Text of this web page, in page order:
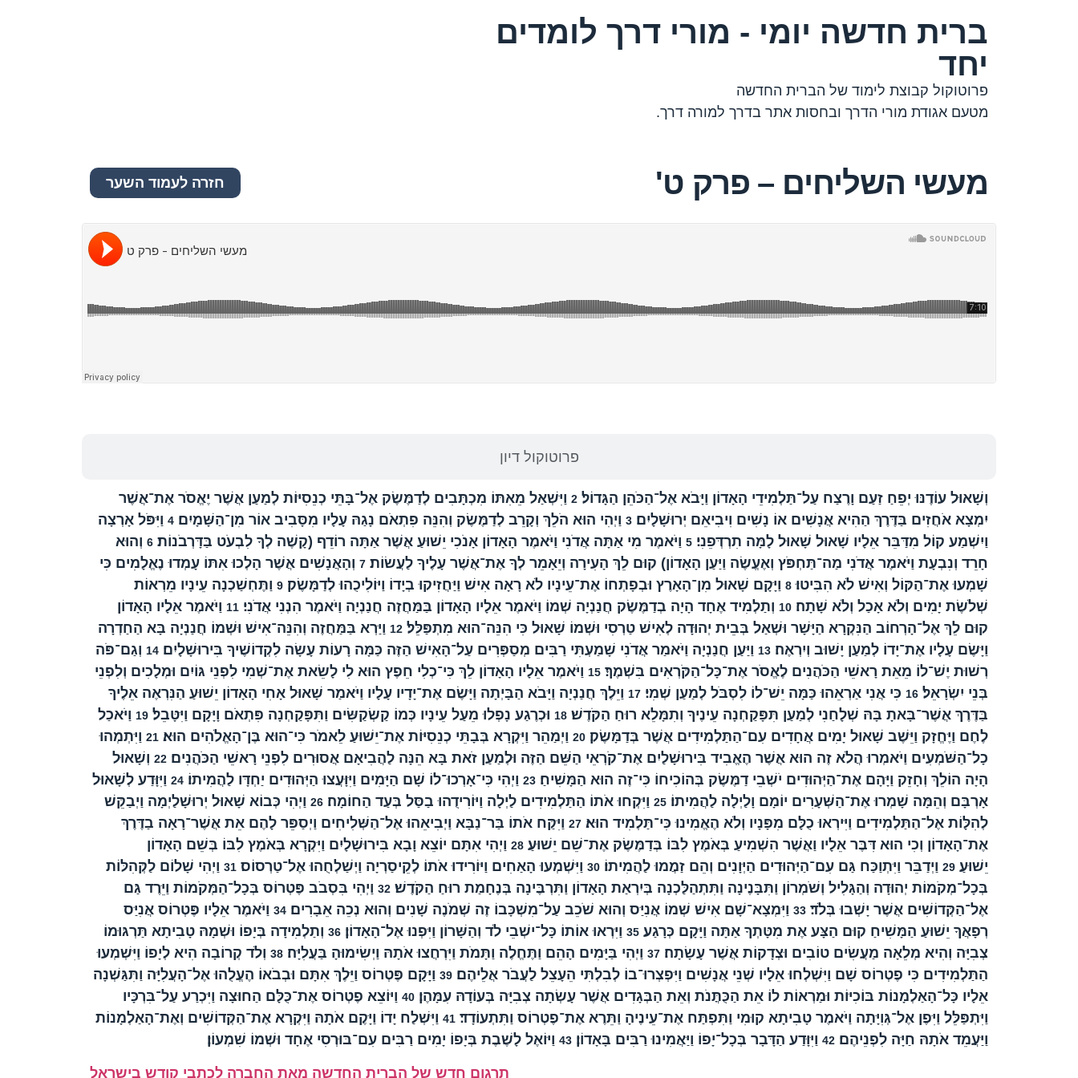
ברית חדשה יומי - מורי דרך לומדים
יחד
פרוטוקול קבוצת לימוד של הברית החדשה
מטעם אגודת מורי הדרך ובחסות אתר בדרך למורה דרך.
מעשי השליחים – פרק ט' חזרה לעמוד השער
פרוטוקול דיון
וְשָׁאוּל עוֹדֶנּוּ יְפֵחַ זַעַם וָרֶצַח עַל־תַּלְמִידֵי הָאָדוֹן וַיָּבֹא אֶל־הַכֹּהֵן הַגָּדוֹל׃ 2 וַיִּשְׁאַל מֵאִתּוֹ מִכְתָּבִים לְדַמֶּשֶׂק אֶל־בָּתֵּי כְנֵסִיּוֹת לְמַעַן אֲשֶׁר יֶאֱסֹר אֶת־אֲשֶׁר
יִמְצָא אֹחֲזִים בַּדֶּרֶךְ הַהִיא אֲנָשִׁים אוֹ נָשִׁים וִיבִיאֵם יְרוּשָׁלָיִם׃ 3 וַיְהִי הוּא הֹלֵךְ וְקָרֵב לְדַמֶּשֶׂק וְהִנֵּה פִתְאֹם נָגַהּ עָלָיו מִסָּבִיב אוֹר מִן־הַשָּׁמָיִם׃ 4 וַיִּפֹּל אָרְצָה
וַיִשְׁמַע קוֹל מִדַּבֵּר אֵלָיו שָׁאוּל שָׁאוּל לָמָּה תִרְדְּפֵנִי׃ 5 וַיֹּאמֶר מִי אַתָּה אֲדֹנִי וַיֹּאמֶר הָאָדוֹן אָנֹכִי יֵשׁוּעַ אֲשֶׁר אַתָּה רוֹדֵף (קָשֶׁה לְךָ לִבְעֹט בַּדָּרְבֹנוֹת׃ 6 וְהוּא
חָרֵד וְנִבְעָת וַיֹּאמֶר אֲדֹנִי מַה־תַּחְפֹּץ וְאֶעֱשֶׂה וַיַּעַן הָאָדוֹן) קוּם לֵךְ הָעִירָה וְיֵאָמֵר לְךָ אֶת־אֲשֶׁר עָלֶיךָ לַעֲשׂוֹת׃ 7 וְהָאֲנָשִׁים אֲשֶׁר הָלְכוּ אִתּוֹ עָמְדוּ נֶאֱלָמִים כִּי
שָׁמְעוּ אֶת־הַקּוֹל וְאִישׁ לֹא הִבִּיטוּ׃ 8 וַיָּקָם שָׁאוּל מִן־הָאָרֶץ וּבְפָתְחוֹ אֶת־עֵינָיו לֹא רָאָה אִישׁ וַיַּחֲזִיקוּ בְיָדוֹ וַיּוֹלִיכֻהוּ לְדַמָּשֶׂק׃ 9 וַתֶּחְשַׁכְנָה עֵינָיו מֵרְאוֹת
שְׁלֹשֶׂת יָמִים וְלֹא אָכַל וְלֹא שָׁתָה׃ 10 וְתַלְמִיד אֶחָד הָיָה בְדַמֶּשֶׂק חֲנַנְיָה שְׁמוֹ וַיֹּאמֶר אֵלָיו הָאָדוֹן בַּמַּחֲזֶה חֲנַנְיָה וַיֹּאמֶר הִנְנִי אֲדֹנִי׃ 11 וַיֹּאמֶר אֵלָיו הָאָדוֹן
קוּם לֵךְ אֶל־הָרְחוֹב הַנִּקְרָא הַיָּשָׁר וּשְׁאַל בְּבֵית יְהוּדָה לְאִישׁ טַרְסִי וּשְׁמוֹ שָׁאוּל כִּי הִנֵּה־הוּא מִתְפַּלֵּל׃ 12 וַיַּרְא בַּמַּחֲזֶה וְהִנֵּה־אִישׁ וּשְׁמוֹ חֲנַנְיָה בָּא הַחַדְרָה
וַיָּשֶׂם עָלָיו אֶת־יָדוֹ לְמַעַן יָשׁוּב וְיִרְאֶה׃ 13 וַיַּעַן חֲנַנְיָה וַיֹּאמַר אֲדֹנִי שָׁמַעְתִּי רַבִּים מְסַפְּרִים עַל־הָאִישׁ הַזֶּה כַּמָּה רָעוֹת עָשָׂה לִקְדוֹשֶׁיךָ בִּירוּשָׁלָיִם׃ 14 וְגַם־פֹּה
רְשׁוּת יֶשׁ־לוֹ מֵאֵת רָאשֵׁי הַכֹּהֲנִים לֶאֱסֹר אֶת־כָּל־הַקֹּרְאִים בִּשְׁמֶךָ׃ 15 וַיֹּאמֶר אֵלָיו הָאָדוֹן לֵךְ כִּי־כְלִי חֵפֶץ הוּא לִי לָשֵׂאת אֶת־שְׁמִי לִפְנֵי גּוֹיִם וּמְלָכִים וְלִפְנֵי
בְּנֵי יִשְׂרָאֵל׃ 16 כִּי אֲנִי אַרְאֵהוּ כַּמָּה יֵשׁ־לוֹ לִסְבֹּל לְמַעַן שְׁמִי׃ 17 וַיֵּלֶךְ חֲנַנְיָה וַיָּבֹא הַבָּיְתָה וַיָּשֶׂם אֶת־יָדָיו עָלָיו וַיֹּאמַר שָׁאוּל אָחִי הָאָדוֹן יֵשׁוּעַ הַנִּרְאֶה אֵלֶיךָ
בַּדֶּרֶךְ אֲשֶׁר־בָּאתָ בָּהּ שְׁלָחַנִי לְמַעַן תִּפָּקַחְנָה עֵינֶיךָ וְתִמָּלֵא רוּחַ הַקֹּדֶשׁ׃ 18 וּכְרֶגַע נָפְלוּ מֵעַל עֵינָיו כְּמוֹ קַשְׂקַשִּׂים וַתִּפָּקַחְנָה פִּתְאֹם וָיָּקָם וַיִּטָּבֵל׃ 19 וַיֹּאכַל
לֶחֶם וַיֶּחֱזָק וַיֵּשֶׁב שָׁאוּל יָמִים אֲחָדִים עִם־הַתַּלְמִידִים אֲשֶׁר בְּדַמָּשֶׂק׃ 20 וַיְמַהֵר וַיִּקְרָא בְּבָתֵּי כְנֵסִיּוֹת אֶת־יֵשׁוּעַ לֵאמֹר כִּי־הוּא בֶּן־הָאֱלֹהִים הוּא׃ 21 וַיִּתְמְהוּ
כָל־הַשֹּׁמְעִים וַיֹּאמְרוּ הֲלֹא זֶה הוּא אֲשֶׁר הֶאֱבִיד בִּירוּשָׁלַיִם אֶת־קֹרְאֵי הַשֵּׁם הַזֶּה וּלְמַעַן זֹאת בָּא הֵנָּה לַהֲבִיאָם אֲסוּרִים לִפְנֵי רָאשֵׁי הַכֹּהֲנִים׃ 22 וְשָׁאוּל
הָיָה הוֹלֵךְ וְחָזֵק וַיָּהָם אֶת־הַיְּהוּדִים יֹשְׁבֵי דַמֶּשֶׂק בְּהוֹכִיחוֹ כִּי־זֶה הוּא הַמָּשִׁיחַ׃ 23 וַיְהִי כִּי־אָרְכוּ־לוֹ שָׁם הַיָּמִים וַיִּוָּעֲצוּ הַיְּהוּדִים יַחְדָּו לַהֲמִיתוֹ׃ 24 וַיִּוָּדַע לְשָׁאוּל
אָרְבָּם וְהֵמָּה שָׁמְרוּ אֶת־הַשְּׁעָרִים יוֹמָם וָלַיְלָה לַהֲמִיתוֹ׃ 25 וַיִּקְחוּ אֹתוֹ הַתַּלְמִידִים לַיְלָה וַיּוֹרִידֻהוּ בַסַּל בְּעַד הַחוֹמָה׃ 26 וַיְהִי כְּבוֹא שָׁאוּל יְרוּשָׁלַיְמָה וַיְבַקֵּשׁ
לְהִלָּוֹת אֶל־הַתַּלְמִידִים וַיִּירְאוּ כֻלָּם מִפָּנָיו וְלֹא הֶאֱמִינוּ כִּי־תַּלְמִיד הוּא׃ 27 וַיִּקַּח אֹתוֹ בַּר־נַבָּא וַיְבִיאֵהוּ אֶל־הַשְּׁלִיחִים וַיְסַפֵּר לָהֶם אֵת אֲשֶׁר־רָאָה בַדֶּרֶךְ
אֶת־הָאָדוֹן וְכִי הוּא דִּבֶּר אֵלָיו וַאֲשֶׁר הִשְׁמִיעַ בְּאֹמֶץ לִבּוֹ בְּדַמֶּשֶׂק אֶת־שֵׁם יֵשׁוּעַ׃ 28 וַיְהִי אִתָּם יוֹצֵא וָבָא בִּירוּשָׁלָיִם וַיִּקְרָא בְּאֹמֶץ לִבּוֹ בְּשֵׁם הָאָדוֹן
יֵשׁוּעַ׃ 29 וַיְדַבֵּר וַיִּתְוַכַּח גַּם עִם־הַיְּהוּדִים הַיְּוָנִים וְהֵם זַמֲמוּ לַהֲמִיתוֹ׃ 30 וַיִּשְׁמְעוּ הָאַחִים וַיּוֹרִידוּ אֹתוֹ לְקֵיסַרְיָה וַיְשַׁלְחֻהוּ אֶל־טַרְסוֹס׃ 31 וַיְהִי שָׁלוֹם לַקְּהִלּוֹת
בְּכָל־מְקֹמוֹת יְהוּדָה וְהַגָּלִיל וְשֹׁמְרוֹן וַתִּבָּנֶינָה וַתִּתְהַלַּכְנָה בְּיִרְאַת הָאָדוֹן וַתִּרְבֶּינָה בְּנֶחָמַת רוּחַ הַקֹּדֶשׁ׃ 32 וַיְהִי בִּסְבֹב פֶּטְרוֹס בְּכָל־הַמְּקֹמוֹת וַיֵּרֶד גַּם
אֶל־הַקְּדוֹשִׁים אֲשֶׁר יָשְׁבוּ בְּלֹד׃ 33 וַיִּמְצָא־שָׁם אִישׁ שְׁמוֹ אֲנִיַּס וְהוּא שֹׁכֵב עַל־מִשְׁכָּבוֹ זֶה שְׁמֹנֶה שָׁנִים וְהוּא נְכֵה אֵבָרִים׃ 34 וַיֹּאמֶר אֵלָיו פֶּטְרוֹס אֲנִיַּס
רְפָאֲךָ יֵשׁוּעַ הַמָּשִׁיחַ קוּם הַצָּע אֶת מִטָּתְךָ אַתָּה וַיָּקָם כְּרָגַע׃ 35 וַיִּרְאוּ אוֹתוֹ כָּל־ישְׁבֵי לֹד וְהַשָּׁרוֹן וַיִּפְנוּ אֶל־הָאָדוֹן׃ 36 וְתַלְמִידָה בְּיָפוֹ וּשְׁמָהּ טָבִיתָא תַּרְגּוּמוֹ
צְבִיָּה וְהִיא מְלֵאָה מַעֲשִׂים טוֹבִים וּצְדָקוֹת אֲשֶׁר עָשָׂתָה׃ 37 וַיְהִי בַּיָּמִים הָהֵם וַתֶּחֱלֶה וַתָּמֹת וַיִּרְחֲצוּ אֹתָהּ וַיְשִׂימוּהָ בַּעֲלִיָּה׃ 38 וְלֹד קְרוֹבָה הִיא לְיָפוֹ וַיִּשְׁמְעוּ
הַתַּלְמִידִים כִּי פֶטְרוֹס שָׁם וַיִּשְׁלְחוּ אֵלָיו שְׁנֵי אֲנָשִׁים וַיִּפְצְרוּ־בוֹ לְבִלְתִּי הֵעָצֵל לַעֲבֹר אֲלֵיהֶם׃ 39 וַיָּקָם פֶּטְרוֹס וַיֵּלֶךְ אִתָּם וּבְבֹאוֹ הֶעֱלֻהוּ אֶל־הָעֲלִיָּה וַתִּגַּשְׁנָה
אֵלָיו כָּל־הָאַלְמָנוֹת בּוֹכִיּוֹת וּמַרְאוֹת לוֹ אֵת הַכֻּתֳּנֹת וְאֵת הַבְּגָדִים אֲשֶׁר עָשְׂתָה צְבִיָּה בְּעוֹדָהּ עִמָּהֶן׃ 40 וַיּוֹצֵא פֶטְרוֹס אֶת־כֻּלָּם הַחוּצָה וַיִּכְרַע עַל־בִּרְכָּיו
וַיִּתְפַּלֵּל וַיִּפֶן אֶל־גְּוִיָּתָה וַיֹּאמֶר טָבִיתָא קוּמִי וַתִּפְתַּח אֶת־עֵינֶיהָ וַתֵּרֶא אֶת־פֶטְרוֹס וַתִּתְעוֹדָד׃ 41 וַיִּשְׁלַח יָדוֹ וַיָּקֶם אֹתָהּ וַיִּקְרָא אֶת־הַקְּדוֹשִׁים וְאֶת־הָאַלְמָנוֹת
וַיַּעֲמֵד אֹתָהּ חַיָּה לִפְנֵיהֶם׃ 42 וַיִּוָּדַע הַדָּבָר בְּכָל־יָפוֹ וַיַּאֲמִינוּ רַבִּים בָּאָדוֹן׃ 43 וַיּוֹאֶל לָשֶׁבֶת בְּיָפוֹ יָמִים רַבִּים עִם־בּוּרְסִי אֶחָד וּשְׁמוֹ שִׁמְעוֹן׃
תרגום חדש של הברית החדשה מאת החברה לכתבי קודש בישראל